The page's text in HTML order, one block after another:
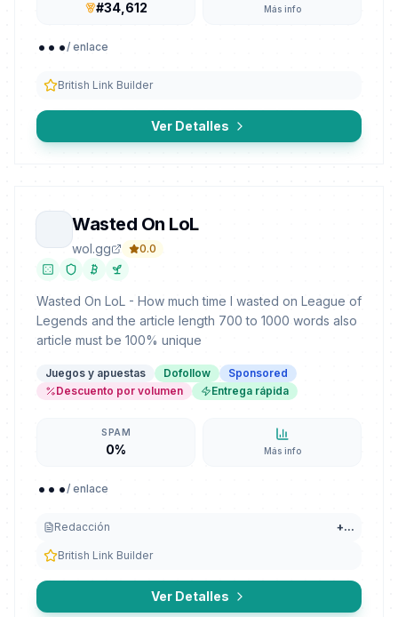
#34,612 Más info
.../ enlace
British Link Builder
Ver Detalles
Wasted On LoL
wol.gg 0.0
Wasted On LoL - How much time I wasted on League of
Legends and the article length 700 to 1000 words also
article must be 100% unique
Juegos y apuestas Dofollow
Sponsored
Descuento por volumen
Entrega rápida
SPAM
0% Más info
.../ enlace
Redacción +...
British Link Builder
Ver Detalles